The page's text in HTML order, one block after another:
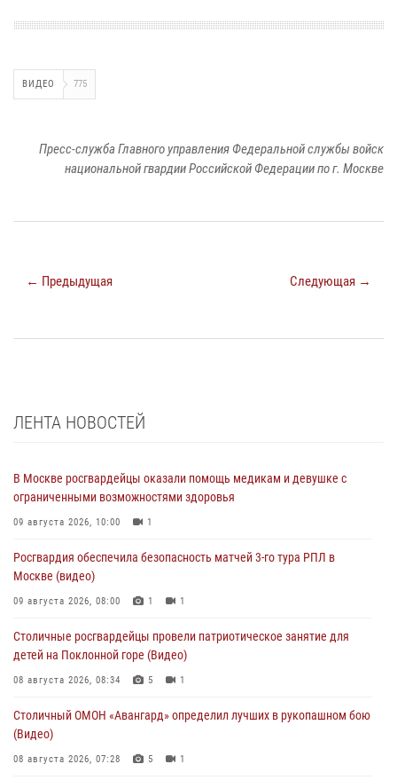
ВИДЕО 775
Пресс-служба Главного управления Федеральной службы войск
национальной гвардии Российской Федерации по г. Москве
← Предыдущая Следующая →
ЛЕНТА НОВОСТЕЙ
В Москве росгвардейцы оказали помощь медикам и девушке с
ограниченными возможностями здоровья
09 августа 2026, 10:00 1
Росгвардия обеспечила безопасность матчей 3-го тура РПЛ в
Москве (видео)
09 августа 2026, 08:00 1 1
Столичные росгвардейцы провели патриотическое занятие для
детей на Поклонной горе (Видео)
08 августа 2026, 08:34 5 1
Столичный ОМОН «Авангард» определил лучших в рукопашном бою
(Видео)
08 августа 2026, 07:28 5 1